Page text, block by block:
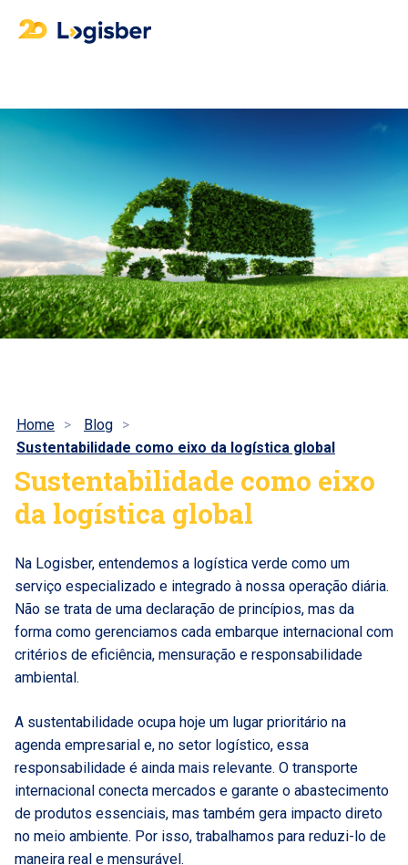
Home
Blog
Sustentabilidade como eixo da logística global
Sustentabilidade como eixo
da logística global
Na Logisber, entendemos a logística verde como um
serviço especializado e integrado à nossa operação diária.
Não se trata de uma declaração de princípios, mas da
forma como gerenciamos cada embarque internacional com
critérios de eficiência, mensuração e responsabilidade
ambiental.
A sustentabilidade ocupa hoje um lugar prioritário na
agenda empresarial e, no setor logístico, essa
responsabilidade é ainda mais relevante. O transporte
internacional conecta mercados e garante o abastecimento
de produtos essenciais, mas também gera impacto direto
no meio ambiente. Por isso, trabalhamos para reduzi-lo de
maneira real e mensurável.